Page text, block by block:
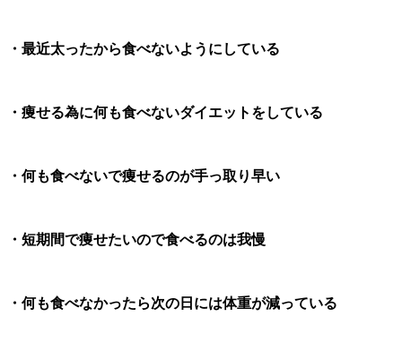
・最近太ったから食べないようにしている
・痩せる為に何も食べないダイエットをしている
・何も食べないで痩せるのが手っ取り早い
・短期間で痩せたいので食べるのは我慢
・何も食べなかったら次の日には体重が減っている